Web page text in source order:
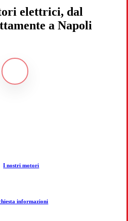
elettrici, dal
a Napoli
Navigate
section
I nostri motori
informazioni